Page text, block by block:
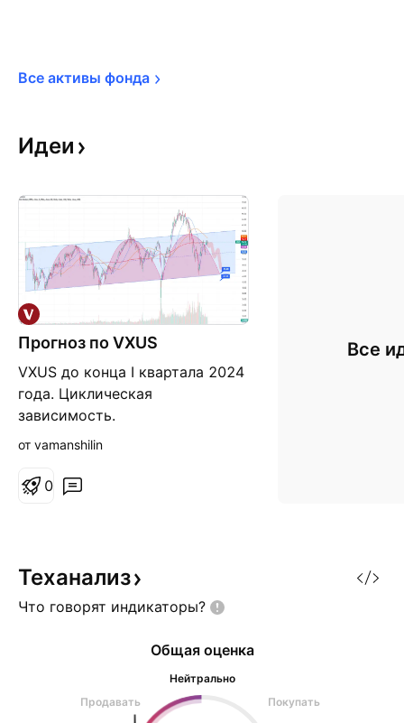
Все активы фонда
Идеи
Прогноз по VXUS
VXUS до конца I квартала 2024
года. Циклическая
зависимость.
от vamanshilin
0
Все
Теханализ
Что говорят индикаторы?
Общая оценка
Нейтрально
Продавать
Покупать